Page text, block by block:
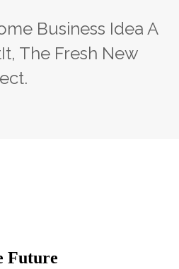
Business Idea A
The Fresh New
Future